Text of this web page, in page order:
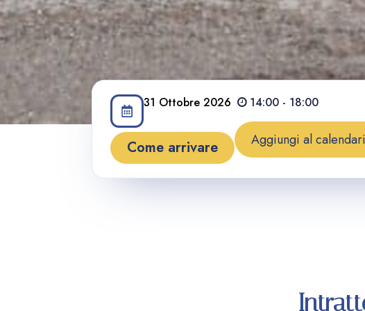
31 Ottobre 2026 14:00 - 18:00
Come arrivare Aggiungi al